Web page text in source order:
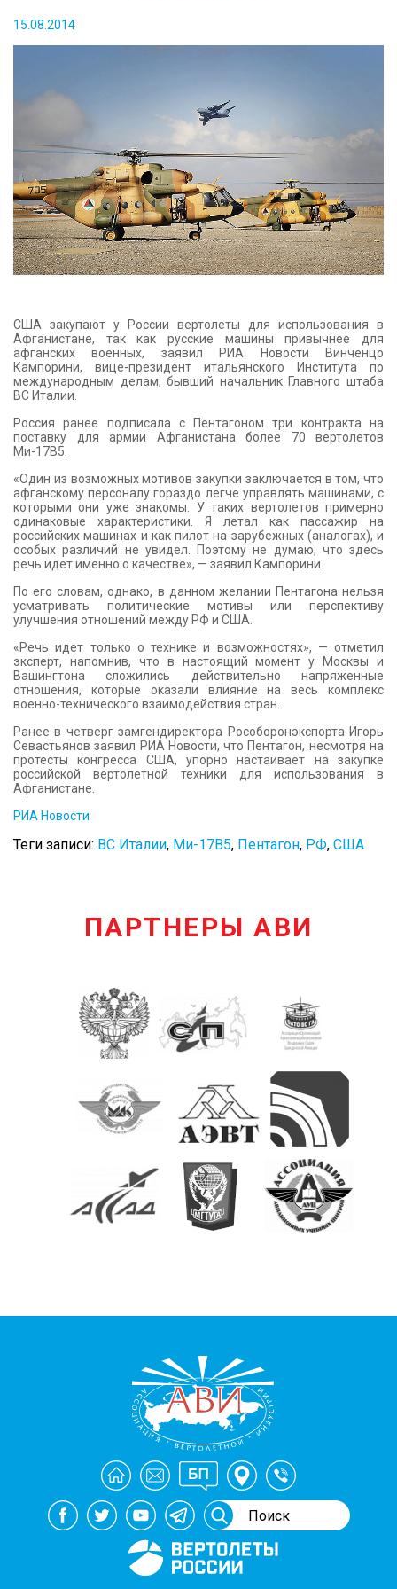
КОНТАКТЫ
15.08.2014
США закупают у России вертолеты для использования в
Афганистане, так как русские машины привычнее для
афганских военных, заявил РИА Новости Винченцо
Кампорини, вице-президент итальянского Института по
международным делам, бывший начальник Главного штаба
ВС Италии.
Россия ранее подписала с Пентагоном три контракта на
поставку для армии Афганистана более 70 вертолетов
Ми-17В5.
«Один из возможных мотивов закупки заключается в том, что
афганскому персоналу гораздо легче управлять машинами, с
которыми они уже знакомы. У таких вертолетов примерно
одинаковые характеристики. Я летал как пассажир на
российских машинах и как пилот на зарубежных (аналогах), и
особых различий не увидел. Поэтому не думаю, что здесь
речь идет именно о качестве», — заявил Кампорини.
По его словам, однако, в данном желании Пентагона нельзя
усматривать политические мотивы или перспективу
улучшения отношений между РФ и США.
«Речь идет только о технике и возможностях», — отметил
эксперт, напомнив, что в настоящий момент у Москвы и
Вашингтона сложились действительно напряженные
отношения, которые оказали влияние на весь комплекс
военно-технического взаимодействия стран.
Ранее в четверг замгендиректора Рособоронэкспорта Игорь
Севастьянов заявил РИА Новости, что Пентагон, несмотря на
протесты конгресса США, упорно настаивает на закупке
российской вертолетной техники для использования в
Афганистане.
РИА Новости
Теги записи: ВС Италии, Ми-17В5, Пентагон, РФ, США
ПАРТНЕРЫ АВИ